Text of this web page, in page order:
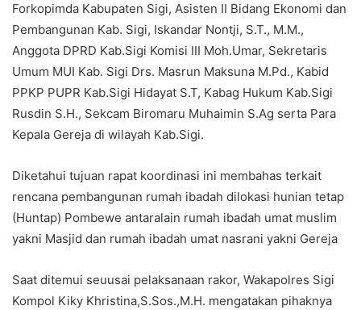
Forkopimda Kabupaten Sigi, Asisten II Bidang Ekonomi dan
Pembangunan Kab. Sigi, Iskandar Nontji, S.T., M.M.,
Anggota DPRD Kab.Sigi Komisi III Moh.Umar, Sekretaris
Umum MUI Kab. Sigi Drs. Masrun Maksuna M.Pd., Kabid
PPKP PUPR Kab.Sigi Hidayat S.T, Kabag Hukum Kab.Sigi
Rusdin S.H., Sekcam Biromaru Muhaimin S.Ag serta Para
Kepala Gereja di wilayah Kab.Sigi.
Diketahui tujuan rapat koordinasi ini membahas terkait
rencana pembangunan rumah ibadah dilokasi hunian tetap
(Huntap) Pombewe antaralain rumah ibadah umat muslim
yakni Masjid dan rumah ibadah umat nasrani yakni Gereja
Saat ditemui seuusai pelaksanaan rakor, Wakapolres Sigi
Kompol Kiky Khristina,S.Sos.,M.H. mengatakan pihaknya